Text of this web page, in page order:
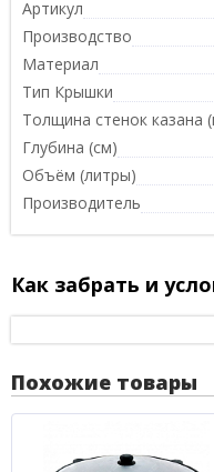
Артикул
Производство
Материал
Тип Крышки
Толщина стенок казана
Глубина (см)
Объём (литры)
Производитель
Как забрать и
Похожие товары